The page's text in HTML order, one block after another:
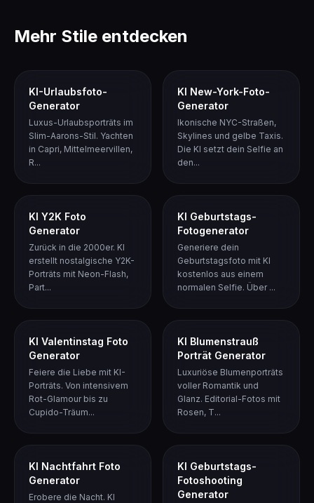
Mehr Stile entdecken
KI-Urlaubsfoto-
Generator
Luxus-Urlaubsporträts im
Slim-Aarons-Stil. Yachten
in Capri, Mittelmeervillen,
R...
KI New-York-Foto-
Generator
Ikonische NYC-Straßen,
Skylines und gelbe Taxis.
Die KI setzt dein Selfie an
den...
KI Y2K Foto
Generator
Zurück in die 2000er. KI
erstellt nostalgische Y2K-
Porträts mit Neon-Flash,
Part...
KI Geburtstags-
Fotogenerator
Generiere dein
Geburtstagsfoto mit KI
kostenlos aus einem
normalen Selfie. Über ...
KI Valentinstag Foto
Generator
Feiere die Liebe mit KI-
Porträts. Von intensivem
Rot-Glamour bis zu
Cupido-Träum...
KI Blumenstrauß
Porträt Generator
Luxuriöse Blumenporträts
voller Romantik und
Glanz. Editorial-Fotos mit
Rosen, T...
KI Nachtfahrt Foto
Generator
Erobere die Nacht. KI
KI Geburtstags-
Fotoshooting
Generator